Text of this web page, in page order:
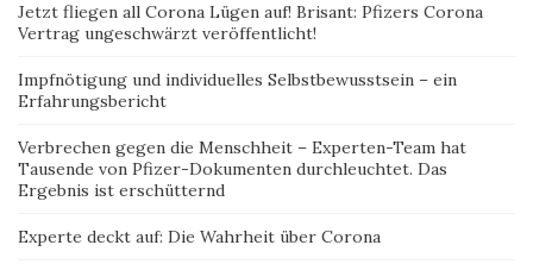
Jetzt fliegen all Corona Lügen auf! Brisant: Pfizers Corona
Vertrag ungeschwärzt veröffentlicht!
Impfnötigung und individuelles Selbstbewusstsein – ein
Erfahrungsbericht
Verbrechen gegen die Menschheit – Experten-Team hat
Tausende von Pfizer-Dokumenten durchleuchtet. Das
Ergebnis ist erschütternd
Experte deckt auf: Die Wahrheit über Corona